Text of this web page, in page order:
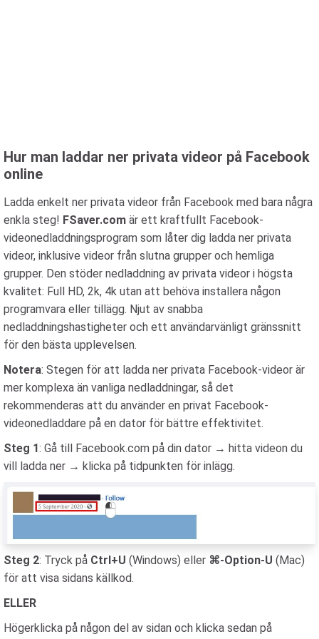
Hur man laddar ner privata videor på Facebook
online
Ladda enkelt ner privata videor från Facebook med bara några
enkla steg! FSaver.com är ett kraftfullt Facebook-
videonedladdningsprogram som låter dig ladda ner privata
videor, inklusive videor från slutna grupper och hemliga
grupper. Den stöder nedladdning av privata videor i högsta
kvalitet: Full HD, 2k, 4k utan att behöva installera någon
programvara eller tillägg. Njut av snabba
nedladdningshastigheter och ett användarvänligt gränssnitt
för den bästa upplevelsen.
Notera: Stegen för att ladda ner privata Facebook-videor är
mer komplexa än vanliga nedladdningar, så det
rekommenderas att du använder en privat Facebook-
videonedladdare på en dator för bättre effektivitet.
Steg 1: Gå till Facebook.com på din dator → hitta videon du
vill ladda ner → klicka på tidpunkten för inlägg.
Steg 2: Tryck på Ctrl+U (Windows) eller ⌘-Option-U (Mac)
för att visa sidans källkod.
ELLER
Högerklicka på någon del av sidan och klicka sedan på